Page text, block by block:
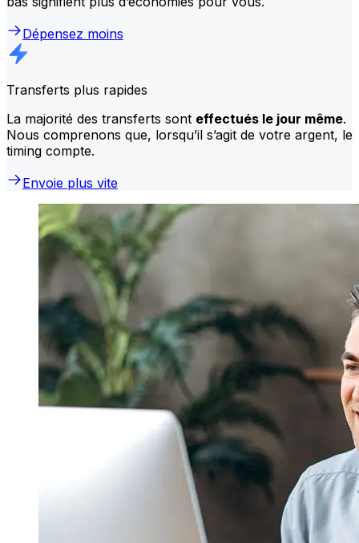
Dépensez moins
Transferts plus rapides
La majorité des transferts sont effectués le jour même.
Nous comprenons que, lorsqu’il s’agit de votre argent, le
timing compte.
Envoie plus vite